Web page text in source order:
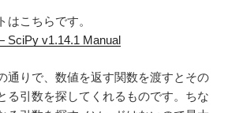
はこちらです。
SciPy v1.14.1 Manual
通りで、数値を返す関数を渡すとその
る引数を探してくれるものです。ちな